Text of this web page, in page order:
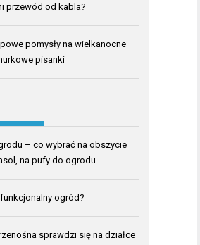
przewód od kabla?
pomysły na wielkanocne
pisanki
– co wybrać na obszycie
na pufy do ogrodu
ogród?
sprawdzi się na działce